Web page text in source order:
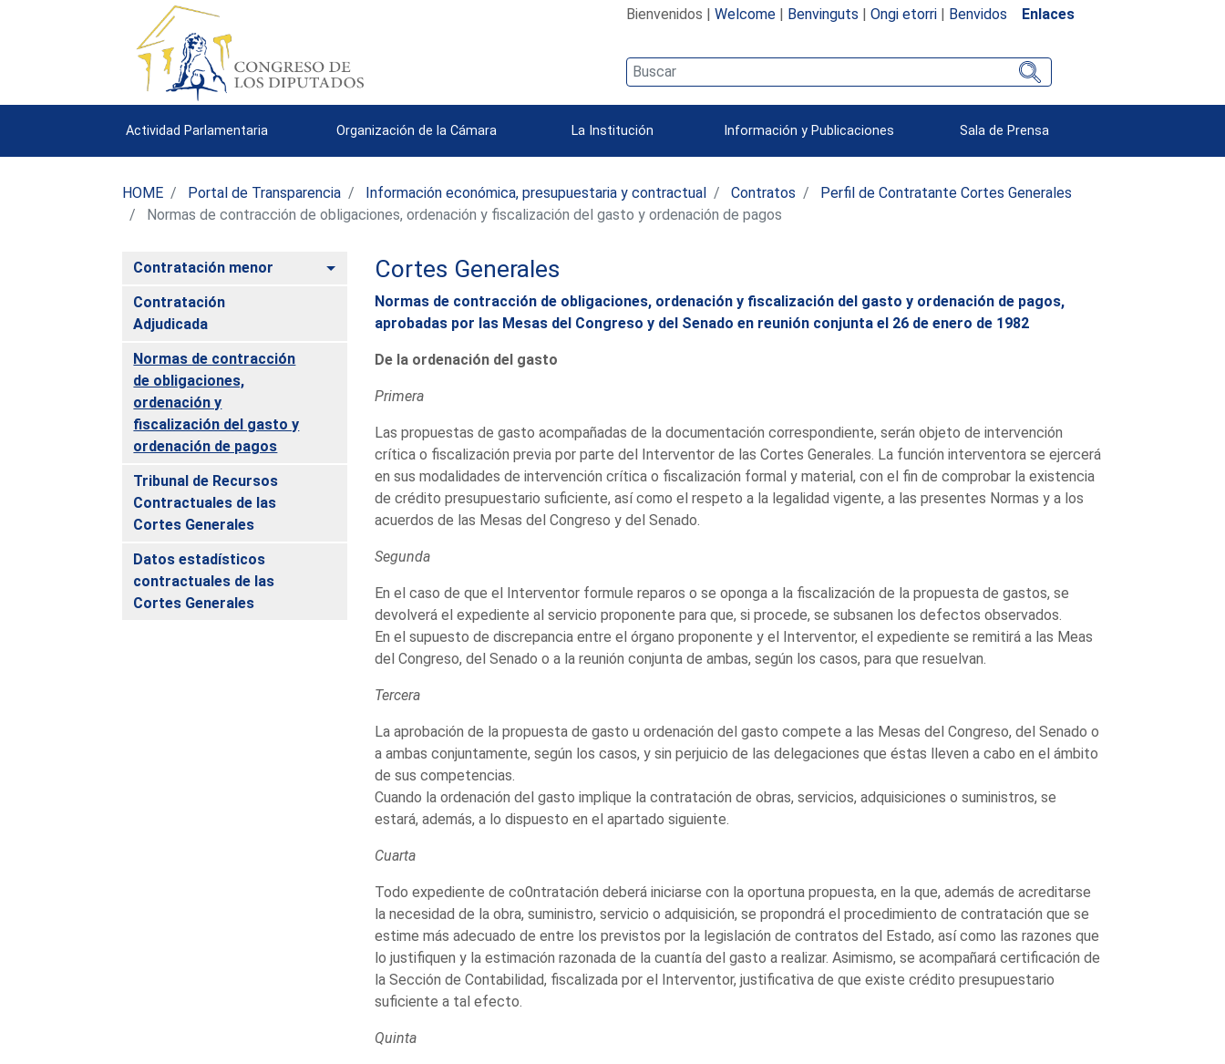
Bienvenidos | Welcome| Benvinguts | Ongi etorri| Benvidos Enlaces
Actividad Parlamentaria Organización de la Cámara La Institución Información y Publicaciones Sala de Prensa
HOME Portal de Transparencia Información económica, presupuestaria y contractual Contratos
Perfil de Contratante Cortes Generales
Normas de contracción de obligaciones, ordenación y fiscalización del gasto y ordenación de pagos
Contratación menor Alternar
Contratación
Adjudicada
Normas de contracción
de obligaciones,
ordenación y
fiscalización del gasto y
ordenación de pagos
Tribunal de Recursos
Contractuales de las
Cortes Generales
Datos estadísticos
contractuales de las
Cortes Generales
Cortes Generales
Normas de contracción de obligaciones, ordenación y fiscalización del gasto y ordenación de pagos,
aprobadas por las Mesas del Congreso y del Senado en reunión conjunta el 26 de enero de 1982
De la ordenación del gasto
Primera
Las propuestas de gasto acompañadas de la documentación correspondiente, serán objeto de intervención
crítica o fiscalización previa por parte del Interventor de las Cortes Generales. La función interventora se ejercerá
en sus modalidades de intervención crítica o fiscalización formal y material, con el fin de comprobar la existencia
de crédito presupuestario suficiente, así como el respeto a la legalidad vigente, a las presentes Normas y a los
acuerdos de las Mesas del Congreso y del Senado.
Segunda
En el caso de que el Interventor formule reparos o se oponga a la fiscalización de la propuesta de gastos, se
devolverá el expediente al servicio proponente para que, si procede, se subsanen los defectos observados.
En el supuesto de discrepancia entre el órgano proponente y el Interventor, el expediente se remitirá a las Meas
del Congreso, del Senado o a la reunión conjunta de ambas, según los casos, para que resuelvan.
Tercera
La aprobación de la propuesta de gasto u ordenación del gasto compete a las Mesas del Congreso, del Senado o
a ambas conjuntamente, según los casos, y sin perjuicio de las delegaciones que éstas lleven a cabo en el ámbito
de sus competencias.
Cuando la ordenación del gasto implique la contratación de obras, servicios, adquisiciones o suministros, se
estará, además, a lo dispuesto en el apartado siguiente.
Cuarta
Todo expediente de co0ntratación deberá iniciarse con la oportuna propuesta, en la que, además de acreditarse
la necesidad de la obra, suministro, servicio o adquisición, se propondrá el procedimiento de contratación que se
estime más adecuado de entre los previstos por la legislación de contratos del Estado, así como las razones que
lo justifiquen y la estimación razonada de la cuantía del gasto a realizar. Asimismo, se acompañará certificación de
la Sección de Contabilidad, fiscalizada por el Interventor, justificativa de que existe crédito presupuestario
suficiente a tal efecto.
Quinta